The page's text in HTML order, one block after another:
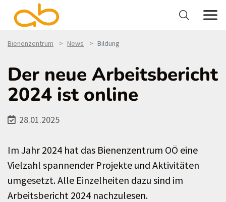
Bienenzentrum News Bildung
Der neue Arbeitsbericht
2024 ist online
28.01.2025
Im Jahr 2024 hat das Bienenzentrum OÖ eine
Vielzahl spannender Projekte und Aktivitäten
umgesetzt. Alle Einzelheiten dazu sind im
Arbeitsbericht 2024 nachzulesen.